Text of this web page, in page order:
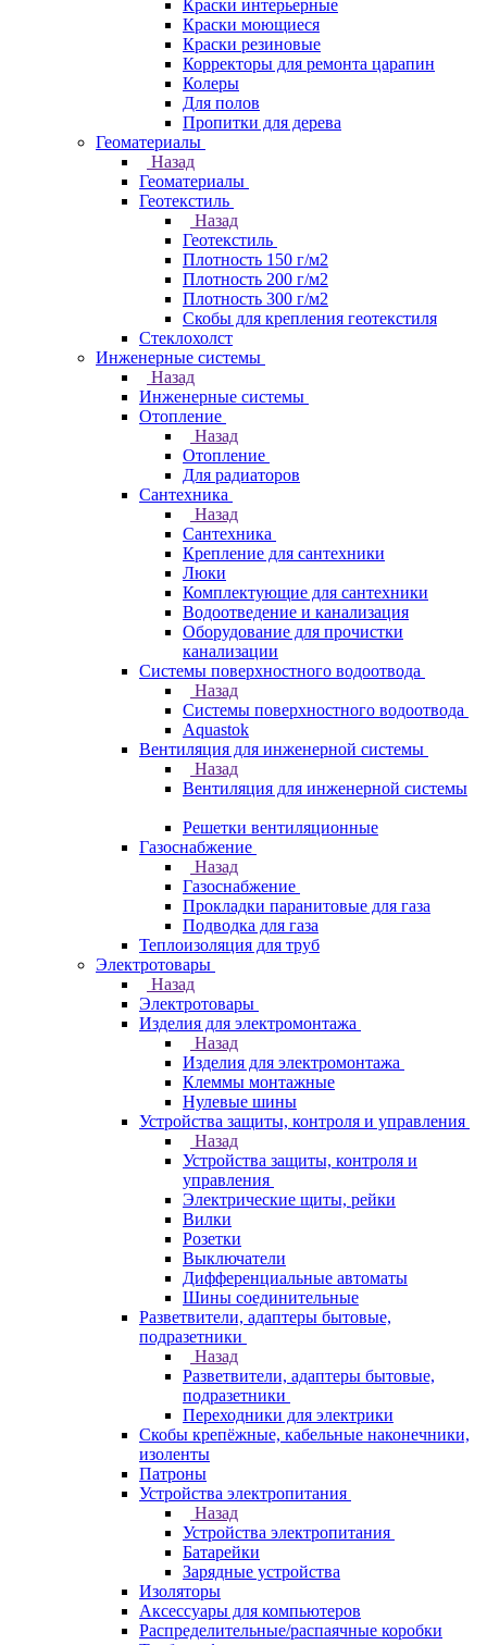
Краски интерьерные
Краски моющиеся
Краски резиновые
Корректоры для ремонта царапин
Колеры
Для полов
Пропитки для дерева
Геоматериалы
Назад
Геоматериалы
Геотекстиль
Назад
Геотекстиль
Плотность 150 г/м2
Плотность 200 г/м2
Плотность 300 г/м2
Скобы для крепления геотекстиля
Стеклохолст
Инженерные системы
Назад
Инженерные системы
Отопление
Назад
Отопление
Для радиаторов
Сантехника
Назад
Сантехника
Крепление для сантехники
Люки
Комплектующие для сантехники
Водоотведение и канализация
Оборудование для прочистки
канализации
Системы поверхностного водоотвода
Назад
Системы поверхностного водоотвода
Aquastok
Вентиляция для инженерной системы
Назад
Вентиляция для инженерной системы
Решетки вентиляционные
Газоснабжение
Назад
Газоснабжение
Прокладки паранитовые для газа
Подводка для газа
Теплоизоляция для труб
Электротовары
Назад
Электротовары
Изделия для электромонтажа
Назад
Изделия для электромонтажа
Клеммы монтажные
Нулевые шины
Устройства защиты, контроля и управления
Назад
Устройства защиты, контроля и
управления
Электрические щиты, рейки
Вилки
Розетки
Выключатели
Дифференциальные автоматы
Шины соединительные
Разветвители, адаптеры бытовые,
подразетники
Назад
Разветвители, адаптеры бытовые,
подразетники
Переходники для электрики
Скобы крепёжные, кабельные наконечники,
изоленты
Патроны
Устройства электропитания
Назад
Устройства электропитания
Батарейки
Зарядные устройства
Изоляторы
Аксессуары для компьютеров
Распределительные/распаячные коробки